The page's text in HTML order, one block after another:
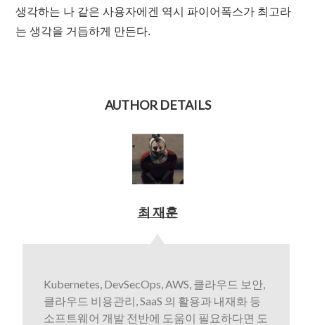
생각하는 나 같은 사용자에겐 역시 파이어폭스가 최고라
는 생각을 거듭하게 만든다.
AUTHOR DETAILS
최 재훈
Kubernetes, DevSecOps, AWS, 클라우드 보안,
클라우드 비용관리, SaaS 의 활용과 내재화 등
소프트웨어 개발 전반에 도움이 필요하다면 도